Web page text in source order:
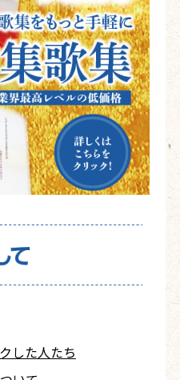
した人たち